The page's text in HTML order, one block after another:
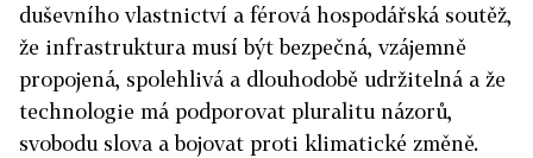
duševního vlastnictví a férová hospodářská soutěž,
že infrastruktura musí být bezpečná, vzájemně
propojená, spolehlivá a dlouhodobě udržitelná a že
technologie má podporovat pluralitu názorů,
svobodu slova a bojovat proti klimatické změně.